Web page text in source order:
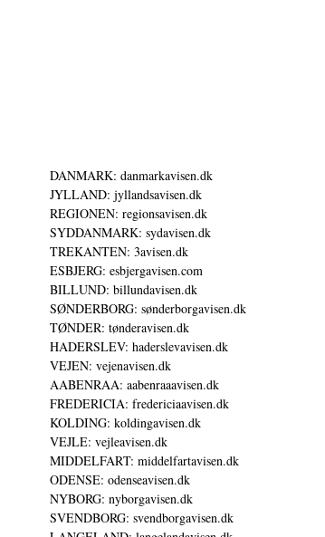
DANMARK: danmarkavisen.dk
JYLLAND: jyllandsavisen.dk
REGIONEN: regionsavisen.dk
SYDDANMARK: sydavisen.dk
TREKANTEN: 3avisen.dk
ESBJERG: esbjergavisen.com
BILLUND: billundavisen.dk
SØNDERBORG: sønderborgavisen.dk
TØNDER: tønderavisen.dk
HADERSLEV: haderslevavisen.dk
VEJEN: vejenavisen.dk
AABENRAA: aabenraaavisen.dk
FREDERICIA: fredericiaavisen.dk
KOLDING: koldingavisen.dk
VEJLE: vejleavisen.dk
MIDDELFART: middelfartavisen.dk
ODENSE: odenseavisen.dk
NYBORG: nyborgavisen.dk
SVENDBORG: svendborgavisen.dk